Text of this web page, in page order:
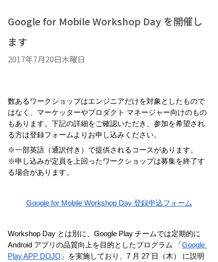
Google for Mobile Workshop Day を開催し
ます
2017年7月20日木曜日
数あるワークショップはエンジニアだけを対象としたもので
はなく、マーケッターやプロダクト マネージャー向けのもの
もあります。下記の詳細をご確認いただき、参加を希望され
る方は登録フォームよりお申し込みください。
※一部英語（通訳付き）で提供されるコースがあります。
※申し込みが定員を上回ったワークショップは募集を終了す
る場合があります。
Google for Mobile Workshop Day 登録申込フォーム
Workshop Day とは別に、Google Play チームでは定期的に
Android アプリの品質向上を目的としたプログラム 「 Google
Play APP DOJO 」を実施しており、7 月 27 日（木） に説明